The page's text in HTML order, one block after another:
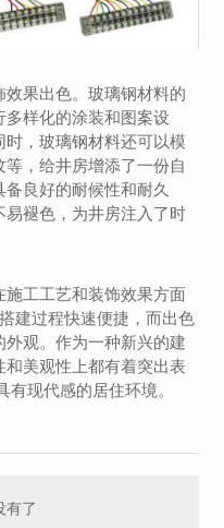
果出色。玻璃钢材料的
样化的涂装和图案设
，玻璃钢材料还可以模
，给井房增添了一份自
良好的耐候性和耐久
褪色，为井房注入了时
工工艺和装饰效果方面
建过程快速便捷，而出色
观。作为一种新兴的建
美观性上都有着突出表
现代感的居住环境。
有了